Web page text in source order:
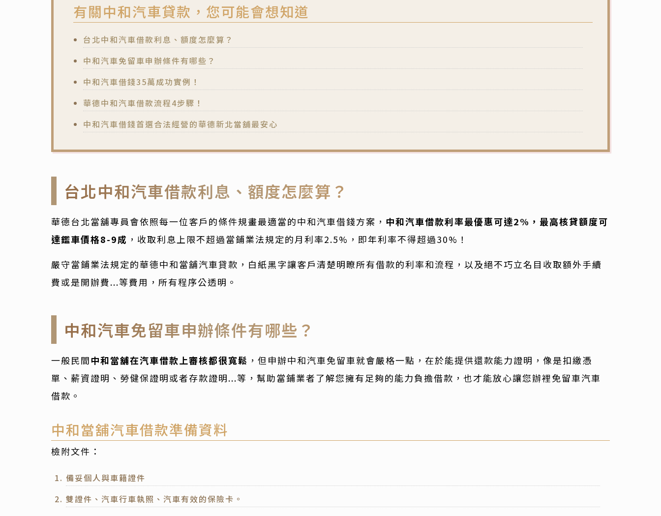
有關中和汽車貸款，您可能會想知道
台北中和汽車借款利息、額度怎麼算？
中和汽車免留車申辦條件有哪些？
中和汽車借錢35萬成功實例！
華德中和汽車借款流程4步驟！
中和汽車借錢首選合法經營的華德新北當舖最安心
台北中和汽車借款利息、額度怎麼算？
華德台北當舖專員會依照每一位客戶的條件規畫最適當的中和汽車借錢方案， 中和汽車借款利率最優惠可達2%，最高核貸額度可
達鑑車價格8-9成 ，收取利息上限不超過當鋪業法規定的月利率2.5%，即年利率不得超過30%！
嚴守當鋪業法規定的華德中和當舖汽車貸款，白紙黑字讓客戶清楚明瞭所有借款的利率和流程，以及絕不巧立名目收取額外手續
費或是開辦費...等費用，所有程序公透明。
中和汽車免留車申辦條件有哪些？
一般民間中和當舖在汽車借款上審核都很寬鬆 ，但申辦中和汽車免留車就會嚴格一點，在於能提供還款能力證明，像是扣繳憑
單、薪資證明、勞健保證明或者存款證明...等，幫助當鋪業者了解您擁有足夠的能力負擔借款，也才能放心讓您辦裡免留車汽車
借款。
中和當舖汽車借款準備資料
檢附文件：
備妥個人與車籍證件
雙證件、汽車行車執照、汽車有效的保險卡。